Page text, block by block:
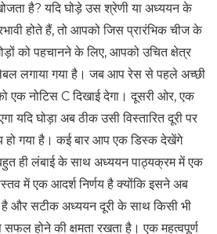
है? यदि घोड़े उस श्रेणी या अध्ययन के
होते हैं, तो आपको जिस प्रारंभिक चीज के
को पहचानने के लिए, आपको उचित क्षेत्र
लगाया गया है। जब आप रेस से पहले अच्छी
एक नोटिस C दिखाई देगा। दूसरी ओर, एक
यदि घोड़ा अब ठीक उसी विस्तारित दूरी पर
हो गया है। कई बार आप एक डिस्क देखेंगे
ही लंबाई के साथ अध्ययन पाठ्यक्रम में एक
में एक आदर्श निर्णय है क्योंकि इसने अब
है और सटीक अध्ययन दूरी के साथ किसी भी
होने की क्षमता रखता है। एक महत्वपूर्ण